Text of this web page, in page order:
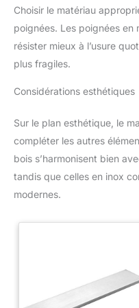
Choisir le matériau
poignées. Les poignées
résister mieux à l’usure
plus fragiles.
Considérations esthétiques
Sur le plan esthétique, le
compléter les autres
bois s’harmonisent bien
tandis que celles en inox
modernes.